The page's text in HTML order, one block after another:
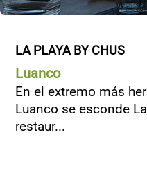
LA PLAYA BY CHUS
Luanco
En el extremo más
Luanco se esconde
restaur...